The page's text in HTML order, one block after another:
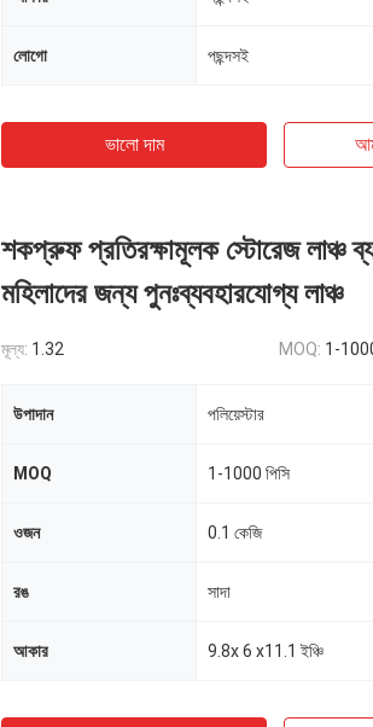
লোগো পছন্দসই
ভালো দাম
শকপ্রুফ প্রতিরক্ষামূলক স্টোরেজ লাঞ্চ
মহিলাদের জন্য পুনঃব্যবহারযোগ্য লাঞ্চ
মূল্য: 1.32 MOQ: 1-
উপাদান পলিয়েস্টার
MOQ 1-1000 পিসি
ওজন 0.1 কেজি
রঙ সাদা
আকার 9.8x 6 x11.1 ইঞ্চি